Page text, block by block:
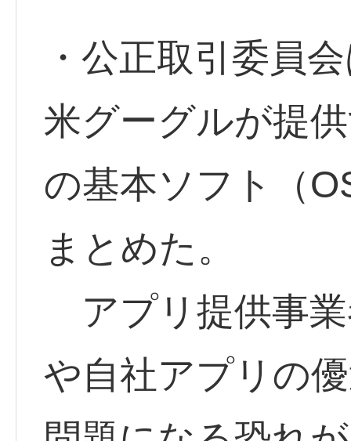
・公正取引委員
米グーグルが提
の基本ソフト（
まとめた。
アプリ提供事
や自社アプリの